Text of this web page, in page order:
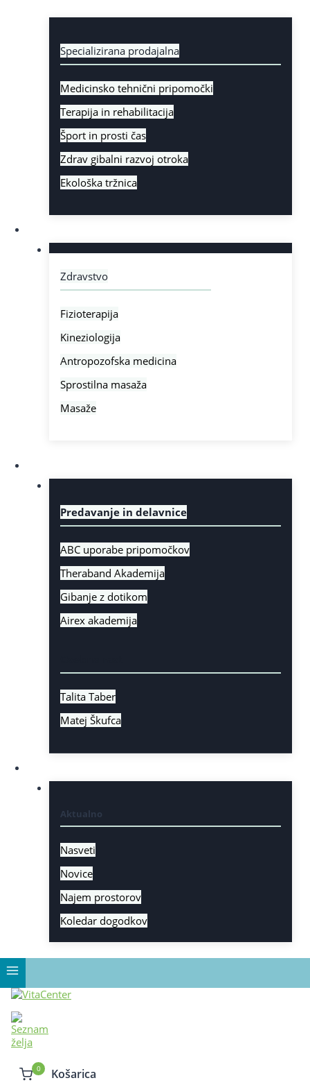
Specializirana prodajalna
Medicinsko tehnični pripomočki
Terapija in rehabilitacija
Šport in prosti čas
Zdrav gibalni razvoj otroka
Ekološka tržnica
Zdravstvo
Fizioterapija
Kineziologija
Antropozofska medicina
Sprostilna masaža
Masaže
Predavanje in delavnice
ABC uporabe pripomočkov
Theraband Akademija
Gibanje z dotikom
Airex akademija
Talita Taber
Matej Škufca
Aktualno
Nasveti
Novice
Najem prostorov
Koledar dogodkov
Košarica
0